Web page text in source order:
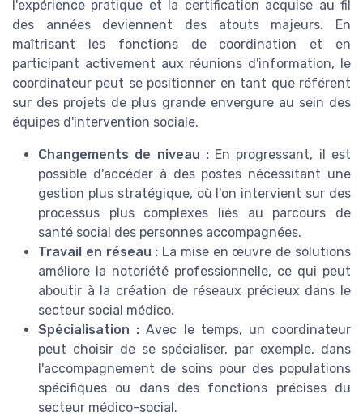
l'expérience pratique et la certification acquise au fil
des années deviennent des atouts majeurs. En
maîtrisant les fonctions de coordination et en
participant activement aux réunions d'information, le
coordinateur peut se positionner en tant que référent
sur des projets de plus grande envergure au sein des
équipes d'intervention sociale.
Changements de niveau :En progressant, il est
possible d'accéder à des postes nécessitant une
gestion plus stratégique, où l'on intervient sur des
processus plus complexes liés au parcours de
santé social des personnes accompagnées.
Travail en réseau : La mise en œuvre de solutions
améliore la notoriété professionnelle, ce qui peut
aboutir à la création de réseaux précieux dans le
secteur social médico.
Spécialisation : Avec le temps, un coordinateur
peut choisir de se spécialiser, par exemple, dans
l'accompagnement de soins pour des populations
spécifiques ou dans des fonctions précises du
secteur médico-social.